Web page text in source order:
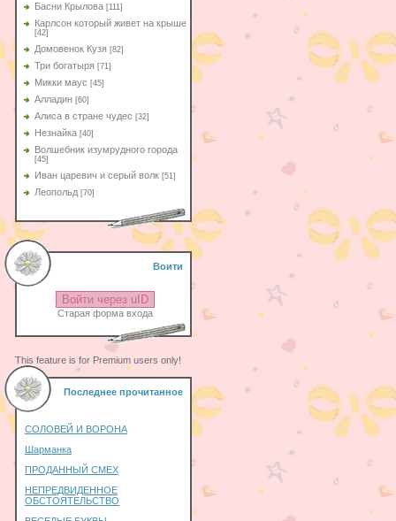
Басни Крылова [111]
Карлсон который живет на крыше
[42]
Домовенок Кузя [82]
Три богатыря [71]
Микки маус [45]
Алладин [60]
Aлиса в стране чудес [32]
Незнайка [40]
Волшебник изумрудного города
[45]
Иван царевич и серый волк [51]
Леопольд [70]
Воити
Войти через uID
Старая форма входа
This feature is for Premium users only!
Последнее прочитанное
СОЛОВЕЙ И ВОРОНА
Шарманка
ПРОДАННЫЙ СМЕХ
НЕПРЕДВИДЕННОЕ
ОБСТОЯТЕЛЬСТВО